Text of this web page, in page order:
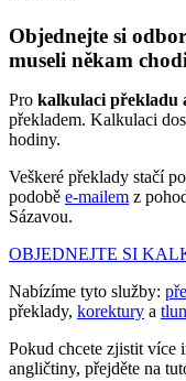
Objednejte si
museli někam
Pro kalkulaci překladu
překladem. Kalkulaci
hodiny.
Veškeré překlady stačí
podobě e-mailem z
Sázavou.
OBJEDNEJTE SI
Nabízíme tyto služby:
překlady, korektury a
Pokud chcete zjistit více
angličtiny, přejděte na